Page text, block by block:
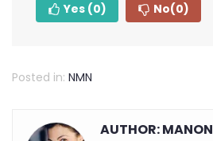
Yes (0) No(0)
Posted in: NMN
AUTHOR: MANON